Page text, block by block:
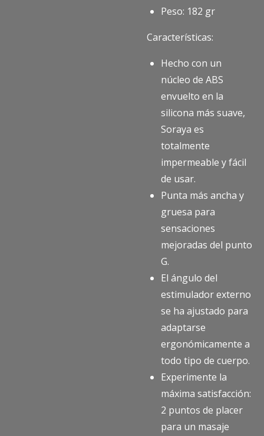
Peso: 182 gr
Características:
Hecho con un
núcleo de ABS
envuelto en la
silicona más suave,
Soraya es
totalmente
impermeable y fácil
de usar.
Punta más ancha y
gruesa para
sensaciones
mejoradas del punto
G.
El ángulo del
estimulador externo
se ha ajustado para
adaptarse
ergonómicamente a
todo tipo de cuerpo.
Experimente la
máxima satisfacción:
2 puntos de placer
para un masaje